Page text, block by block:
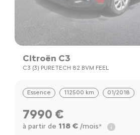
Citroën C3
C3 (3) PURETECH 82 BVM FEEL
Essence 112500 km 01/2018
7990 €
à partir de 118 €/mois*